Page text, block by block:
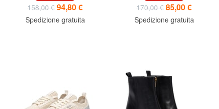
158,00 € 94,80 €
Spedizione gratuita
170,00 € 85,00 €
Spedizione gratuita